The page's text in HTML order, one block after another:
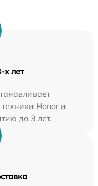
х лет
Honor и
до 3 лет.